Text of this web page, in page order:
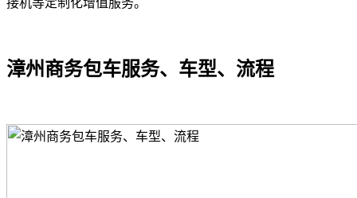
漳州商务包车服务、车型、流程